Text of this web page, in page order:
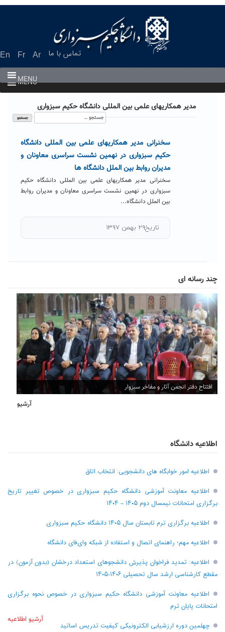
En Fr Ar تماس با ما
MENU
MENU
مدیر همکاریهای علمی بین المللی دانشگاه حکیم سبزواری
جستجو
برای:
سخنرانی مدیر همکاریهای علمی بین المللی دانشگاه
حکیم سبزواری در نهمین نشست سراسری معاونان و
مدیران روابط بین الملل دانشگاه ها
سخنرانی مدیر همکاریهای علمی بین المللی دانشگاه حکیم
سبزواری در نهمین نشست سراسری معاونان و مدیران روابط
بین الملل دانشگاه...
تاریخ۲۹ بهمن ۱۳۹۷
چند رسانه ای
افتتاح دفتر انجمن آثار و مفاخر سبزوار
آرشیو
اطلاعیه دانشگاه
اطلاعیه امور خوابگاه های دانشجویی: انتخاب اتاق
اطلاعیه معاونت آموزشی دانشگاه حکیم سبزواری در خصوص تغییر تاریخ
برگزاری امتحانات نیمسال دوم ۱۴۰۵ – ۱۴۰۴
اطلاعیه برگزاری ترم تابستان سال ۱۴۰۵ دانشگاه حکیم سبزواری
اطلاعیه مهم؛ راهنمای اتصال و استفاده از شبکه وای‌فای دانشگاه
اطلاعیه: تمدید فراخوان پذیرش دانشجو‌های استعداد درخشان (بدون آزمون) در
مقطع کارشناسی ارشد سال تحصیلی ۱۴۰۶-۱۴۰۵
اطلاعیه معاونت آموزشی دانشگاه حکیم سبزواری در خصوص نحوه برگزاری
امتحانات پایان ترم
چهلمین دوره ارزشیابی الکترونیکی کیفیت تدریس اساتید
آرشیو اطلاعیه